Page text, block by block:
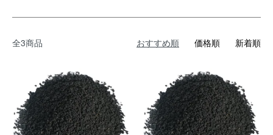
全3商品 おすすめ順 価格順 新着順